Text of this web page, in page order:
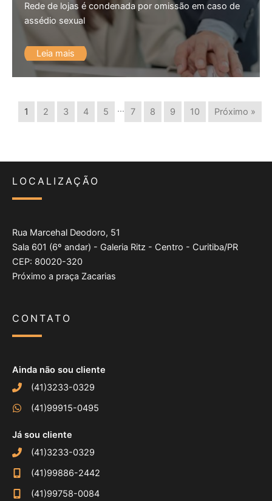
Rede de lojas é condenada por omissão em caso de
assédio sexual
Leia mais
1 2 3 4 5 … 7 8 9 10 Próximo »
LOCALIZAÇÃO
Rua Marcehal Deodoro, 51
Sala 601 (6º andar) - Galeria Ritz - Centro - Curitiba/PR
CEP: 80020-320
Próximo a praça Zacarias
CONTATO
Ainda não sou cliente
(41)3233-0329
(41)99915-0495
Já sou cliente
(41)3233-0329
(41)99886-2442
(41)99758-0084